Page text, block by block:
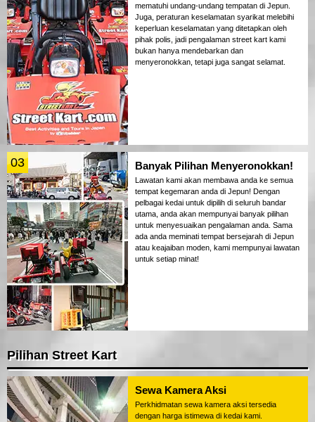
mematuhi undang-undang tempatan di Jepun.
Juga, peraturan keselamatan syarikat melebihi
keperluan keselamatan yang ditetapkan oleh
pihak polis, jadi pengalaman street kart kami
bukan hanya mendebarkan dan
menyeronokkan, tetapi juga sangat selamat.
03 Banyak Pilihan Menyeronokkan!
Lawatan kami akan membawa anda ke semua
tempat kegemaran anda di Jepun! Dengan
pelbagai kedai untuk dipilih di seluruh bandar
utama, anda akan mempunyai banyak pilihan
untuk menyesuaikan pengalaman anda. Sama
ada anda meminati tempat bersejarah di Jepun
atau keajaiban moden, kami mempunyai lawatan
untuk setiap minat!
Pilihan Street Kart
Sewa Kamera Aksi
Perkhidmatan sewa kamera aksi tersedia
dengan harga istimewa di kedai kami.